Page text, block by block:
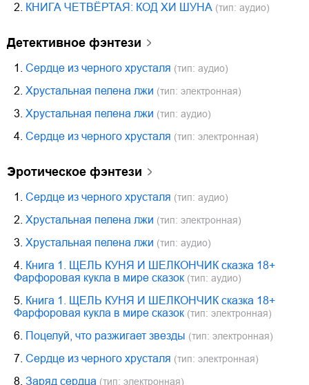
2. КНИГА ЧЕТВЁРТАЯ: КОД ХИ ШУНА (тип: аудио)
детективное фэнтези
1. Сердце из черного хрусталя (тип: аудио)
2. Хрустальная пелена лжи (тип: электронная)
3. Хрустальная пелена лжи (тип: аудио)
4. Сердце из черного хрусталя (тип: электронная)
эротическое фэнтези
1. Сердце из черного хрусталя (тип: аудио)
2. Хрустальная пелена лжи (тип: электронная)
3. Хрустальная пелена лжи (тип: аудио)
4. Книга 1. ЩЕЛЬ КУНЯ И ШЕЛКОНЧИК сказка 18+
Фарфоровая кукла в мире сказок (тип: аудио)
5. Книга 1. ЩЕЛЬ КУНЯ И ШЕЛКОНЧИК сказка 18+
Фарфоровая кукла в мире сказок (тип: электронная)
6. Поцелуй, что разжигает звезды (тип: электронная)
7. Сердце из черного хрусталя (тип: электронная)
8. Заряд сердца (тип: электронная)